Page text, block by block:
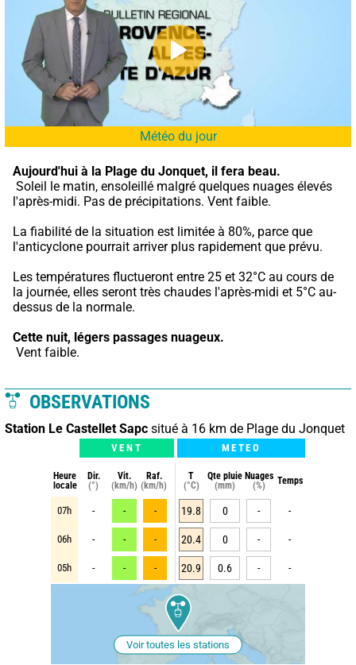
Météo du jour
Aujourd'hui à la Plage du Jonquet, il fera beau.
l'après-midi. Pas de précipitations. Vent faible.
La fiabilité de la situation est limitée à 80%, parce que
l'anticyclone pourrait arriver plus rapidement que prévu.
Les températures fluctueront entre 25 et 32°C au cours de
la journée, elles seront très chaudes l'après-midi et 5°C au-
dessus de la normale.
Cette nuit, légers passages nuageux.
Vent faible.
OBSERVATIONS
Station Le Castellet Sapc situé à 16 km de Plage du Jonquet
VENT METEO
Heure
locale
Dir.
(°)
Vit.
(km/h)
Raf.
(km/h)
T
(°C)
Qte pluie
(mm)
Nuages
(%)
Temps
07h - - - 19.8 0 - -
06h - - - 20.4 0 - -
05h - - - 20.9 0.6 - -
Voir toutes les stations